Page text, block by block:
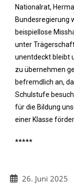
Nationalrat,
Bundesregierung
beispiellose
unter
unentdeckt bleibt
zu übernehmen
befremdlich an,
Schulstufe
für die Bildung
einer Klasse
*****
26. Juni 2025